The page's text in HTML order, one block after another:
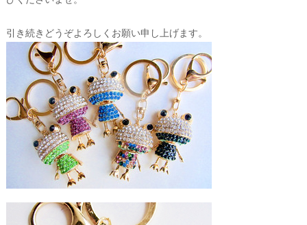
引き続きどうぞよろしくお願い申し上げます。